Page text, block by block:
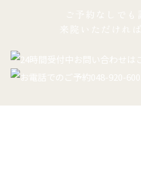
ご予約なしで
来院いただけれ